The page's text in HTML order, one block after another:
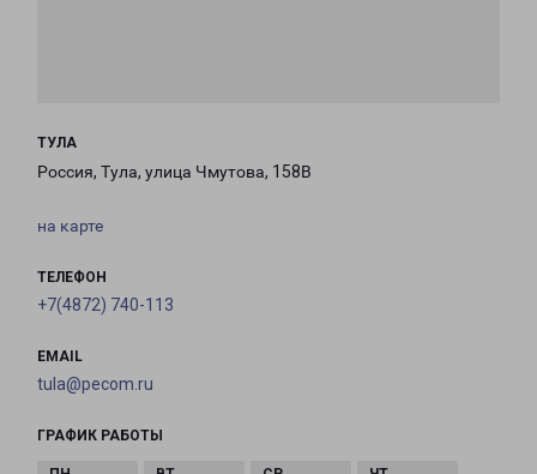
ТУЛА
Россия, Тула, улица Чмутова, 158В
на карте
ТЕЛЕФОН
+7(4872) 740-113
EMAIL
tula@pecom.ru
ГРАФИК РАБОТЫ